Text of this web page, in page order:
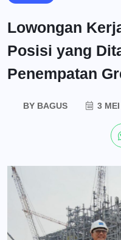
Lowongan
Posisi yang
Penempatan
BY BAGUS 3